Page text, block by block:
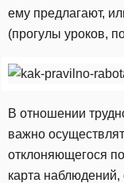
ему предлагают,
(прогулы уроков,
В отношении
важно
отклоняющегося
карта наблюдений,